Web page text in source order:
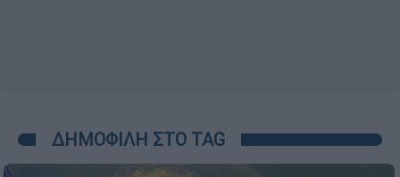
ΔΗΜΟΦΙΛΗ ΣΤΟ TAG